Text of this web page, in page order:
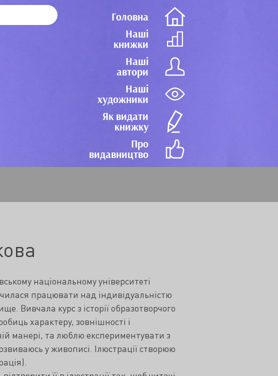
Головна
Наші
книжки
Наші
автори
Наші
художники
Як видати
книжку
Про
видавництво
національному університеті
працювати над індивідуальністю
Вивчала курс з історії образотворчого
характеру, зовнішності і
манері, та люблю експериментувати з
у живописі. Ілюстрації створюю